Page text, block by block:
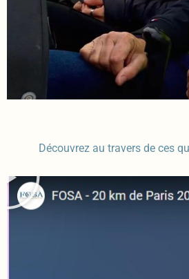
Découvrez au travers de ces